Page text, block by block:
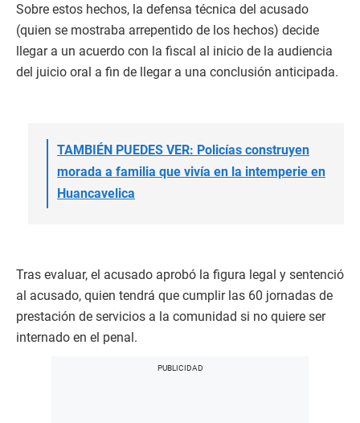
Sobre estos hechos, la defensa técnica del acusado
(quien se mostraba arrepentido de los hechos) decide
llegar a un acuerdo con la fiscal al inicio de la audiencia
del juicio oral a fin de llegar a una conclusión anticipada.
TAMBIÉN PUEDES VER: Policías construyen
morada a familia que vivía en la intemperie en
Huancavelica
Tras evaluar, el acusado aprobó la figura legal y sentenció
al acusado, quien tendrá que cumplir las 60 jornadas de
prestación de servicios a la comunidad si no quiere ser
internado en el penal.